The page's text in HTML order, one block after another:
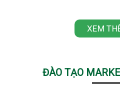
XEM
ĐÀO TẠO